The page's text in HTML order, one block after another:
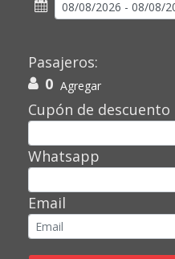
Pasajeros:
0 Agregar
Cupón de descuento
Whatsapp
Email